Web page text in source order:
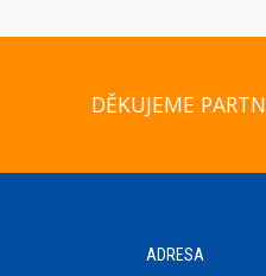
DĚKUJEME
ADRESA